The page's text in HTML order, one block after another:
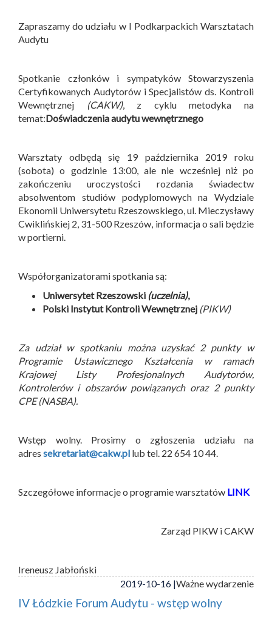
Zapraszamy do udziału w I Podkarpackich Warsztatach
Audytu
Spotkanie członków i sympatyków Stowarzyszenia
Certyfikowanych Audytorów i Specjalistów ds. Kontroli
Wewnętrznej
(CAKW), z cyklu metodyka na
temat:Doświadczenia audytu wewnętrznego
Warsztaty odbędą się 19 października 2019 roku
(sobota) o godzinie 13:00, ale nie wcześniej niż po
zakończeniu uroczystości rozdania świadectw
absolwentom studiów podyplomowych na Wydziale
Ekonomii Uniwersytetu Rzeszowskiego, ul. Mieczysławy
Cwiklińskiej 2, 31-500 Rzeszów, informacja o sali będzie
w portierni.
Współorganizatorami spotkania są:
Uniwersytet Rzeszowski (uczelnia),
Polski Instytut Kontroli Wewnętrznej (PIKW)
Za udział w spotkaniu można uzyskać 2 punkty w
Programie Ustawicznego Kształcenia w ramach
Krajowej Listy Profesjonalnych Audytorów,
Kontrolerów i obszarów powiązanych oraz 2 punkty
CPE (NASBA).
Wstęp wolny. Prosimy o zgłoszenia udziału na
adres sekretariat@cakw.pl lub tel. 22 654 10 44.
Szczegółowe informacje o programie warsztatów LINK
Zarząd PIKW i CAKW
Ireneusz Jabłoński
2019-10-16 |Ważne wydarzenie
IV Łódzkie Forum Audytu - wstęp wolny